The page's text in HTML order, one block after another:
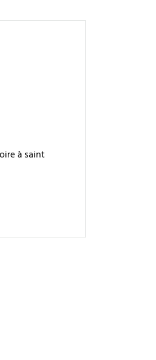
à saint